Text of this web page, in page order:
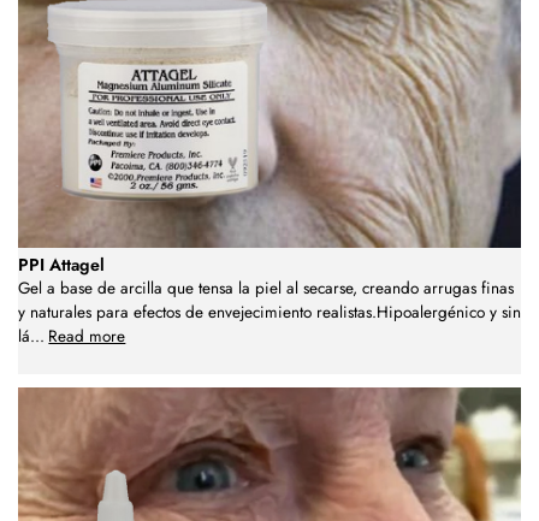
PPI Attagel
Gel a base de arcilla que tensa la piel al secarse, creando arrugas finas
y naturales para efectos de envejecimiento realistas.Hipoalergénico y sin
lá... Read more